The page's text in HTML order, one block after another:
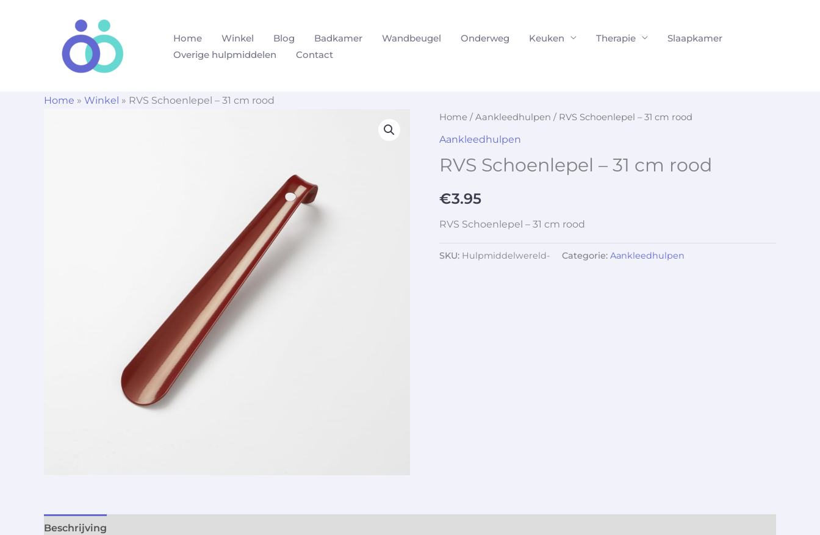
Home Winkel Blog Badkamer Wandbeugel Onderweg Keuken Therapie
Slaapkamer
Overige hulpmiddelen
Contact
Home » Winkel » RVS Schoenlepel – 31 cm rood
Home / Aankleedhulpen / RVS Schoenlepel – 31 cm rood
Aankleedhulpen
RVS Schoenlepel – 31 cm rood
€3.95
RVS Schoenlepel – 31 cm rood
SKU: Hulpmiddelwereld- Categorie: Aankleedhulpen
Beschrijving